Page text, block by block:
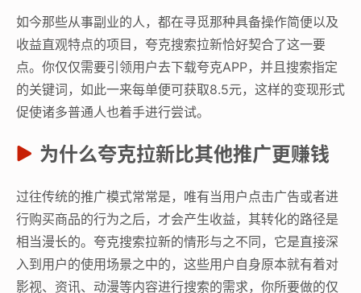
如今那些从事副业的人，都在寻觅那种具备操作简便以及
收益直观特点的项目，夸克搜索拉新恰好契合了这一要
点。你仅仅需要引领用户去下载夸克APP，并且搜索指定
的关键词，如此一来每单便可获取8.5元，这样的变现形式
促使诸多普通人也着手进行尝试。
为什么夸克拉新比其他推广更赚钱
过往传统的推广模式常常是，唯有当用户点击广告或者进
行购买商品的行为之后，才会产生收益，其转化的路径是
相当漫长的。夸克搜索拉新的情形与之不同，它是直接深
入到用户的使用场景之中的，这些用户自身原本就有着对
影视、资讯、动漫等内容进行搜索的需求，你所要做的仅